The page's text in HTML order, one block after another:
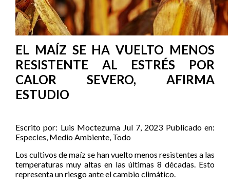
EL MAÍZ SE HA VUELTO MENOS
RESISTENTE AL ESTRÉS POR
CALOR SEVERO, AFIRMA
ESTUDIO
Escrito por: Luis Moctezuma Jul 7, 2023 Publicado en:
Especies, Medio Ambiente, Todo
Los cultivos de maíz se han vuelto menos resistentes a las
temperaturas muy altas en las últimas 8 décadas. Esto
representa un riesgo ante el cambio climático.